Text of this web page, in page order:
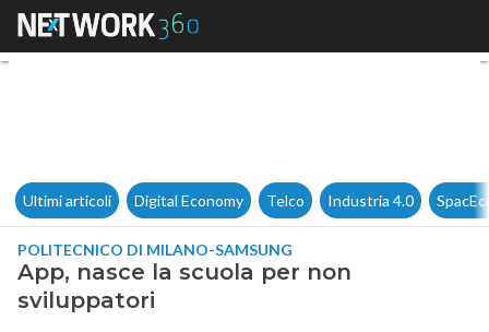
App, nasce la scuola per non
Ultimi articoli Digital Economy Telco Industria 4.0
POLITECNICO DI MILANO-SAMSUNG
App, nasce la scuola per non
sviluppatori